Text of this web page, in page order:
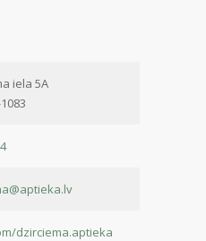
iela 5A
dzirciema.aptieka